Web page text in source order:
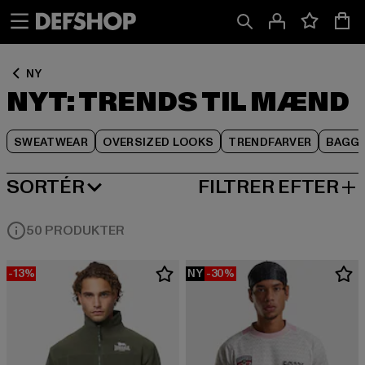
NY
NYT: TRENDS TIL MÆND
SWEATWEAR OVERSIZED LOOKS TRENDFARVER
SORTÉR
NY I FILTRER EFTER
50 PRODUKTER
-13% NY -30%